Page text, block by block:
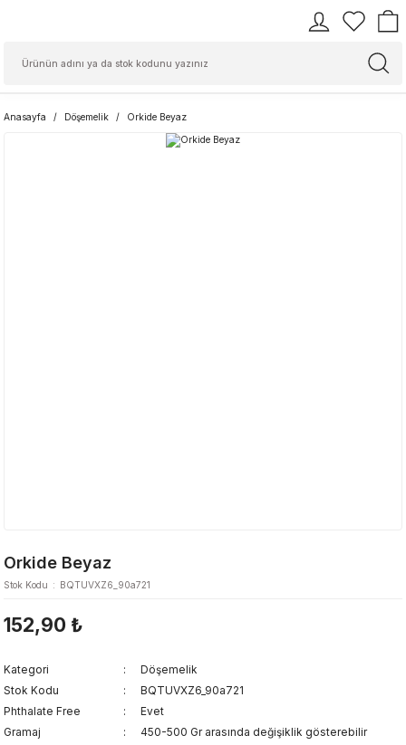
Anasayfa Döşemelik Orkide Beyaz
Orkide Beyaz
Stok Kodu BQTUVXZ6_90a721
152,90 ₺
Kategori
Döşemelik
Stok Kodu
BQTUVXZ6_90a721
Phthalate Free
Evet
Gramaj
450-500 Gr arasında değişiklik gösterebilir